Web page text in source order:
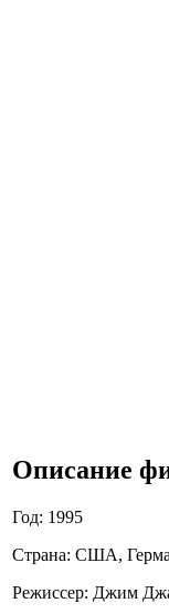
Описание
Год: 1995
Страна: США,
Режиссер: Джим